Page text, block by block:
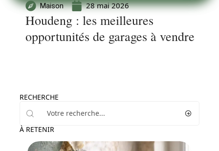
Maison 28 mai 2026
Houdeng : les meilleures
opportunités de garages à vendre
RECHERCHE
À RETENIR